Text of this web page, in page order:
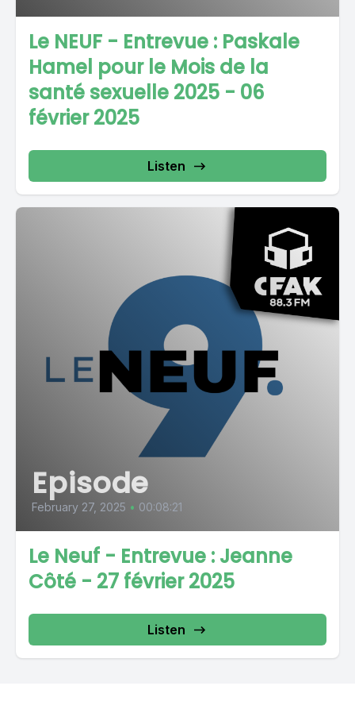
Le NEUF - Entrevue : Paskale
Hamel pour le Mois de la
santé sexuelle 2025 - 06
février 2025
Listen
Episode
February 27, 2025 • 00:08:21
Le Neuf - Entrevue : Jeanne
Côté - 27 février 2025
Listen